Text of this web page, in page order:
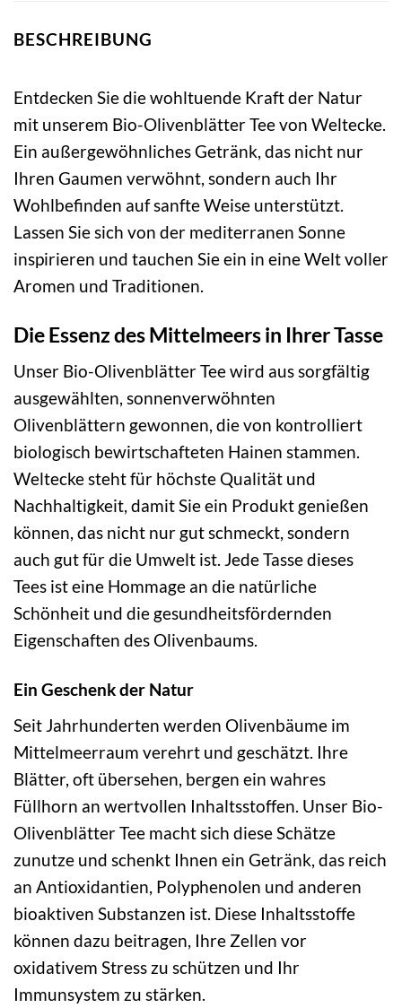
BESCHREIBUNG
Entdecken Sie die wohltuende Kraft der Natur
mit unserem Bio-Olivenblätter Tee von Weltecke.
Ein außergewöhnliches Getränk, das nicht nur
Ihren Gaumen verwöhnt, sondern auch Ihr
Wohlbefinden auf sanfte Weise unterstützt.
Lassen Sie sich von der mediterranen Sonne
inspirieren und tauchen Sie ein in eine Welt voller
Aromen und Traditionen.
Die Essenz des Mittelmeers in Ihrer Tasse
Unser Bio-Olivenblätter Tee wird aus sorgfältig
ausgewählten, sonnenverwöhnten
Olivenblättern gewonnen, die von kontrolliert
biologisch bewirtschafteten Hainen stammen.
Weltecke steht für höchste Qualität und
Nachhaltigkeit, damit Sie ein Produkt genießen
können, das nicht nur gut schmeckt, sondern
auch gut für die Umwelt ist. Jede Tasse dieses
Tees ist eine Hommage an die natürliche
Schönheit und die gesundheitsfördernden
Eigenschaften des Olivenbaums.
Ein Geschenk der Natur
Seit Jahrhunderten werden Olivenbäume im
Mittelmeerraum verehrt und geschätzt. Ihre
Blätter, oft übersehen, bergen ein wahres
Füllhorn an wertvollen Inhaltsstoffen. Unser Bio-
Olivenblätter Tee macht sich diese Schätze
zunutze und schenkt Ihnen ein Getränk, das reich
an Antioxidantien, Polyphenolen und anderen
bioaktiven Substanzen ist. Diese Inhaltsstoffe
können dazu beitragen, Ihre Zellen vor
oxidativem Stress zu schützen und Ihr
Immunsystem zu stärken.